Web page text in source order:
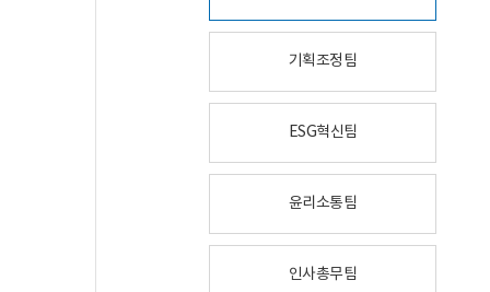
기획조정팀
ESG혁신팀
윤리소통팀
인사총무팀